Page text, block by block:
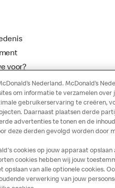
voor?
Privacy Cookies
Nederland. McDonald’s
om informatie te verzamelen
gebruikerservaring te creëren,
Daarnaast plaatsen derde
advertenties te tonen en de
deze derden gevolgd worden door
cookies op jouw apparaat
cookies hebben wij jouw
opslaan van alle optionele cookies.
verwerking van jouw